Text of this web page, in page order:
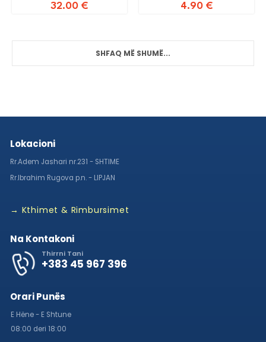
32.00 €
4.90 €
SHFAQ MË SHUMË...
Lokacioni
Rr.Adem Jashari nr.231 - SHTIME
Rr.Ibrahim Rugova p.n. - LIPJAN
→ Kthimet & Rimbursimet
Na Kontakoni
Thirrni Tani
+383 45 967 396
Orari Punës
E Hëne - E Shtune
08:00 deri 18:00